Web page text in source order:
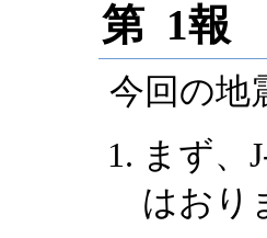
第 1報
今回の地
まず、
はおり